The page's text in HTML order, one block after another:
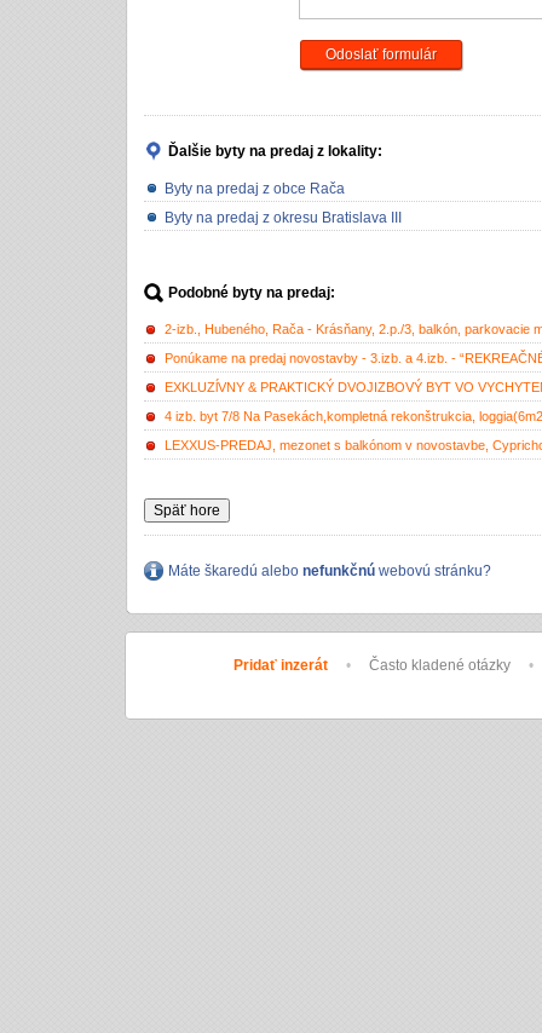
Odoslať formulár
Ďalšie byty na predaj z lokality:
Byty na predaj z obce Rača
Byty na predaj z okresu Bratislava III
Podobné byty na predaj:
2-izb., Hubeného, Rača - Krásňany, 2.p./3, balkón, parkovacie
Ponúkame na predaj novostavby - 3.izb. a 4.izb. -
EXKLUZĺVNY & PRAKTICKÝ DVOJIZBOVÝ BYT VO
4 izb. byt 7/8 Na Pasekách,kompletná rekonštrukcia,
LEXXUS-PREDAJ, mezonet s balkónom v novostavbe,
Späť hore
Máte škaredú alebo nefunkčnú webovú stránku?
Pridať inzerát • Často kladené otázky •